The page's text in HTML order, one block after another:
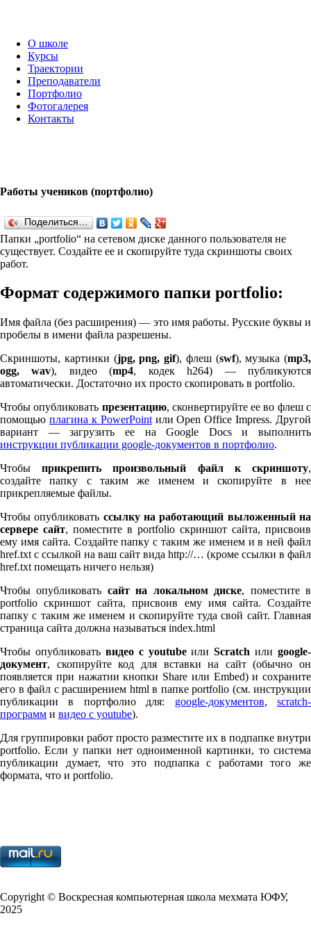
О школе
Курсы
Траектории
Преподаватели
Портфолио
Фотогалерея
Контакты
Работы учеников (портфолио)
Поделиться…
Папки „port­fo­lio“ на сетевом диске данного пользователя не
существует. Создайте ее и скопируйте туда скриншоты своих
работ.
Формат содержимого папки port­fo­lio:
Имя файла (без расширения) — это имя работы. Русские буквы и
пробелы в имени файла разрешены.
Скриншоты, картинки (jpg, png, gif), флеш (swf), музыка (mp3,
ogg, wav), видео (mp4, кодек h264) — публикуются
автоматически. Достаточно их просто скопировать в port­fo­lio.
Чтобы опубликовать презентацию, сконвертируйте ее во флеш с
помощью плагина к Pow­er­Pointили Open Office Impress. Другой
вариант — загрузить ее на Google Docs и выполнить
инструкции публикации google-документов в портфолио.
Чтобыприкрепить произвольный файл к скриншоту,
создайте папку с таким же именем и скопируйте в нее
прикрепляемые файлы.
Чтобы опубликовать ссылку на работающий выложенный на
сервере сайт, поместите в port­fo­lio скриншот сайта, присвоив
ему имя сайта. Создайте папку с таким же именем и в ней файл
href.txt с ссылкой на ваш сайт вида http://… (кроме ссылки в файл
href.txt помещать ничего нельзя)
Чтобы опубликовать сайт на локальном диске, поместите в
port­fo­lio скриншот сайта, присвоив ему имя сайта. Создайте
папку с таким же именем и скопируйте туда свой сайт. Главная
страница сайта должна называться index.html
Чтобы опубликовать видео с youtubeилиScratch или google-
документ, скопируйте код для вставки на сайт (обычно он
появляется при нажатии кнопки Share или Embed) и сохраните
его в файл с расширением html в папке port­fo­lio (см. инструкции
публикации в портфолио для: google-документов,scratch-
программ и видео с youtube).
Для группировки работ просто разместите их в подпапке внутри
port­fo­lio. Если у папки нет одноименной картинки, то система
публикации думает, что это подпапка с работами того же
формата, что и port­fo­lio.
Copy­right © Воскресная компьютерная школа мехмата ЮФУ,
2025